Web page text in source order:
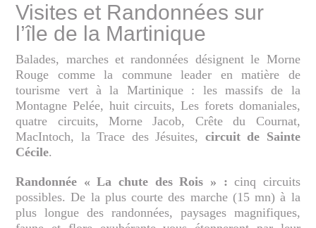
Visites et Randonnées sur
l’île de la Martinique
Balades, marches et randonnées désignent le Morne
Rouge comme la commune leader en matière de
tourisme vert à la Martinique : les massifs de la
Montagne Pelée, huit circuits, Les forets domaniales,
quatre circuits, Morne Jacob, Crête du Cournat,
MacIntoch, la Trace des Jésuites, circuit de Sainte
Cécile.
Randonnée « La chute des Rois » :cinq circuits
possibles. De la plus courte des marche (15 mn) à la
plus longue des randonnées, paysages magnifiques,